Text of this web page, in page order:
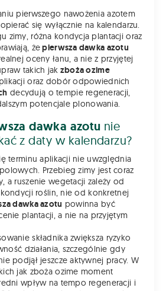
pierwszego nawożenia azotem
się wyłącznie na kalendarzu.
zimy, różna kondycja plantacji oraz
żepierwsza dawka azotu
oceny łanu, a nie z przyjętej
takich jak zboża ozime
oraz dobór odpowiednich
decydują o tempie regeneracji,
potencjale plonowania.
dawka azotu nie
z daty w kalendarzu?
terminu aplikacji nie uwzględnia
Przebieg zimy jest coraz
a ruszenie wegetacji zależy od
roślin, nie od konkretnej
dawka azotu powinna być
plantacji, a nie na przyjętym
składnika zwiększa ryzyko
działania, szczególnie gdy
podjął jeszcze aktywnej pracy. W
jak zboża ozime moment
wpływ na tempo regeneracji i